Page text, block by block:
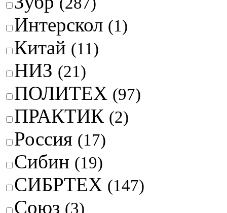
Интерскол (1)
Китай (11)
НИЗ (21)
ПОЛИТЕХ (97)
ПРАКТИК (2)
Россия (17)
Сибин (19)
СИБРТЕХ (147)
Союз (3)